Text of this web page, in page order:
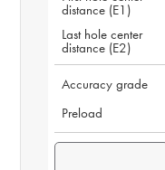
distance (E1)
Last hole center
distance (E2)
Accuracy grade
Preload